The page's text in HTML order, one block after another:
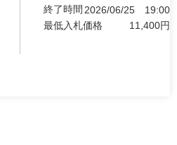
終了時間 2026/06/25
19:00
最低入札価格
11,400円